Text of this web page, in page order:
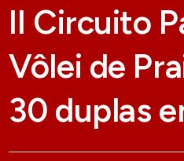
II Circuito
Vôlei de
30 duplas